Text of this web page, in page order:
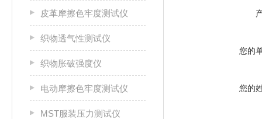
皮革摩擦色牢度测试仪
织物透气性测试仪
织物胀破强度仪
电动摩擦色牢度测试仪
MST服装压力测试仪
您的
您的